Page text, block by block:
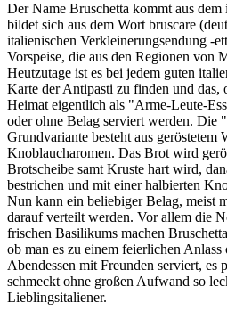
Der Name Bruschetta kommt aus
bildet sich aus dem Wort bruscare
italienischen Verkleinerungsendung -
Vorspeise, die aus den Regionen von
Heutzutage ist es bei jedem guten
Karte der Antipasti zu finden und das,
Heimat eigentlich als "Arme-Leute-
oder ohne Belag serviert werden. Die
Grundvariante besteht aus
Knoblaucharomen. Das Brot wird
Brotscheibe samt Kruste hart wird,
bestrichen und mit einer halbierten
Nun kann ein beliebiger Belag, meist
darauf verteilt werden. Vor allem die
frischen Basilikums machen
ob man es zu einem feierlichen
Abendessen mit Freunden serviert, es
schmeckt ohne großen Aufwand so
Lieblingsitaliener.